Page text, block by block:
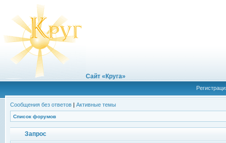
Сайт «Круга»
Сообщения без ответов | Активные темы
Список форумов
Запрос